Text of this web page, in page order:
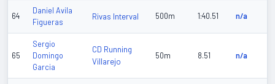
64
Daniel Avila
Figueras
Rivas Interval 500m 1:40.51 n/a
65
Sergio
Domingo
Garcia
CD Running
Villarejo
50m 8.51 n/a